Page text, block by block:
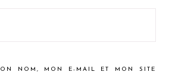
NOM, MON E-MAIL ET MON SITE